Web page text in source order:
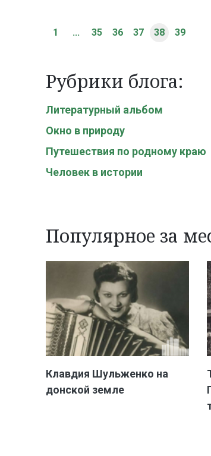
1 ... 35 36 37 38 39
Рубрики блога:
Литературный альбом
Окно в природу
Путешествия по родному краю
Человек в истории
Популярное за
Клавдия Шульженко на
донской земле